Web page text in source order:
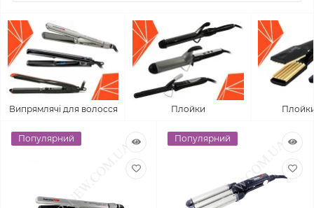
Випрямлячі для волосся Плойки
Популярний Популярний